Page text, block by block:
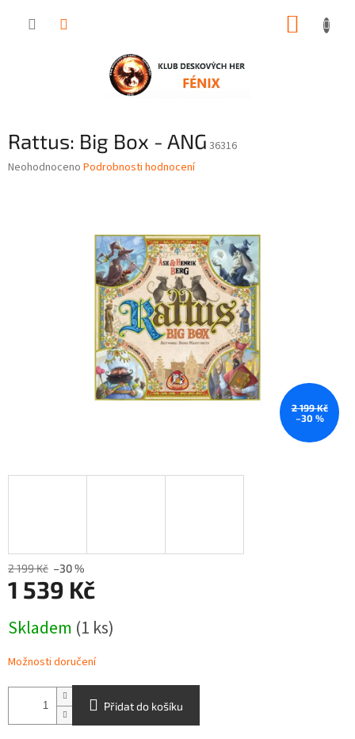
Rattus: Big Box - ANG 36316
Průměrné
Neohodnoceno Podrobnosti hodnocení
2 199 Kč
–30 %
2 199 Kč –30 %
1 539 Kč
cena:
Skladem (1 ks)
Možnosti doručení
Přidat do košíku